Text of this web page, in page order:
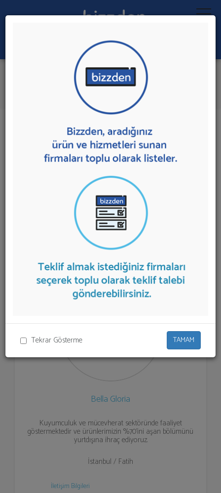
Tekrar Gösterme TAMAM
Ara:
Kuyumculuk
İlk 5 Firmaya Mesaj Gönder
16 sonuç bulundu.
sunan firmalar aşağıda listelenmektedir.
teklifi almak için listeden seçim yapıp ya
da "İlk 5 Firmadan Teklif İste" kısmından toplu olarak
teklif talebinizi firmalara aktarabilirsiniz.
Bella Gloria
Kuyumculuk ve mücevherat sektöründe faaliyet
göstermektedir ve ürünlerimizin %70'ini aşan bölümünü
yurtdışına ihraç ediyoruz.
İstanbul / Fatih
İletişim Bilgileri